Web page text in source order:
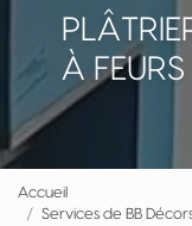
À FEURS
Accueil
Services de BB